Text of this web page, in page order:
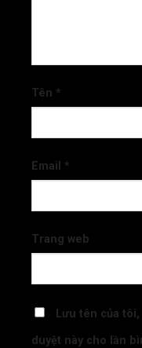
Tên *
Email *
Trang web
Lưu tên của
duyệt này cho lần